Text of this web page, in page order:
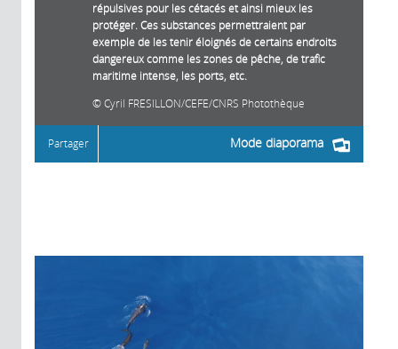
répulsives pour les cétacés et ainsi mieux les
protéger. Ces substances permettraient par
exemple de les tenir éloignés de certains endroits
dangereux comme les zones de pêche, de trafic
maritime intense, les ports, etc.
Cyril FRESILLON/CEFE/CNRS Photothèque
Mode diaporama
Partager